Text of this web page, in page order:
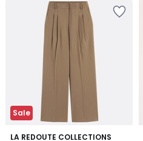
Sale
LA REDOUTE COLLECTIONS
4,2